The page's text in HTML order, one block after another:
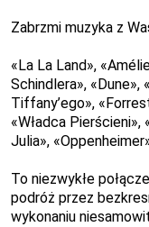
Zabrzmi muzyka z
« La La Land», «
Schindlera», « Dune», «
Tiffany’ego», «
«Władca Pierścieni»,
Julia», «Oppenheimer
To niezwykłe
podróż przez
wykonaniu